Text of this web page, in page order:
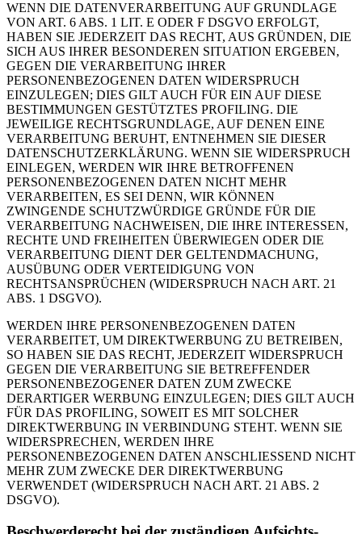
WENN DIE DATENVERARBEITUNG AUF GRUNDLAGE
VON ART. 6 ABS. 1 LIT. E ODER F DSGVO ERFOLGT,
HABEN SIE JEDERZEIT DAS RECHT, AUS GRÜNDEN, DIE
SICH AUS IHRER BESONDEREN SITUATION ERGEBEN,
GEGEN DIE VERARBEITUNG IHRER
PERSONENBEZOGENEN DATEN WIDERSPRUCH
EINZULEGEN; DIES GILT AUCH FÜR EIN AUF DIESE
BESTIMMUNGEN GESTÜTZTES PROFILING. DIE
JEWEILIGE RECHTSGRUNDLAGE, AUF DENEN EINE
VERARBEITUNG BERUHT, ENTNEHMEN SIE DIESER
DATENSCHUTZERKLÄRUNG. WENN SIE WIDERSPRUCH
EINLEGEN, WERDEN WIR IHRE BETROFFENEN
PERSONENBEZOGENEN DATEN NICHT MEHR
VERARBEITEN, ES SEI DENN, WIR KÖNNEN
ZWINGENDE SCHUTZWÜRDIGE GRÜNDE FÜR DIE
VERARBEITUNG NACHWEISEN, DIE IHRE INTERESSEN,
RECHTE UND FREIHEITEN ÜBERWIEGEN ODER DIE
VERARBEITUNG DIENT DER GELTENDMACHUNG,
AUSÜBUNG ODER VERTEIDIGUNG VON
RECHTSANSPRÜCHEN (WIDERSPRUCH NACH ART. 21
ABS. 1 DSGVO).
WERDEN IHRE PERSONENBEZOGENEN DATEN
VERARBEITET, UM DIREKTWERBUNG ZU BETREIBEN,
SO HABEN SIE DAS RECHT, JEDERZEIT WIDERSPRUCH
GEGEN DIE VERARBEITUNG SIE BETREFFENDER
PERSONENBEZOGENER DATEN ZUM ZWECKE
DERARTIGER WERBUNG EINZULEGEN; DIES GILT AUCH
FÜR DAS PROFILING, SOWEIT ES MIT SOLCHER
DIREKTWERBUNG IN VERBINDUNG STEHT. WENN SIE
WIDERSPRECHEN, WERDEN IHRE
PERSONENBEZOGENEN DATEN ANSCHLIESSEND NICHT
MEHR ZUM ZWECKE DER DIREKTWERBUNG
VERWENDET (WIDERSPRUCH NACH ART. 21 ABS. 2
DSGVO).